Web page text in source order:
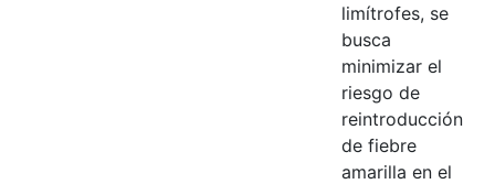
limítrofes, se
busca
minimizar el
riesgo de
reintroducción
de fiebre
amarilla en el